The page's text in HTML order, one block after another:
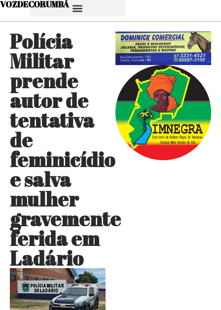
VOZDECORUMBÁ
Polícia
Militar
prende
autor de
tentativa
de
feminicídio
e salva
mulher
gravemente
ferida em
Ladário